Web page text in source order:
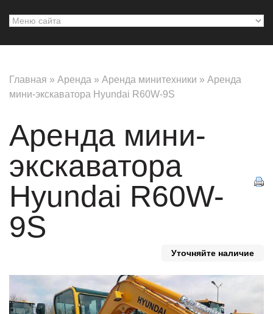
Главная » Аренда » Аренда минитехники » Аренда
мини-экскаватора Hyundai R60W-9S
Аренда мини-
экскаватора
Hyundai R60W-
9S
Уточняйте наличие